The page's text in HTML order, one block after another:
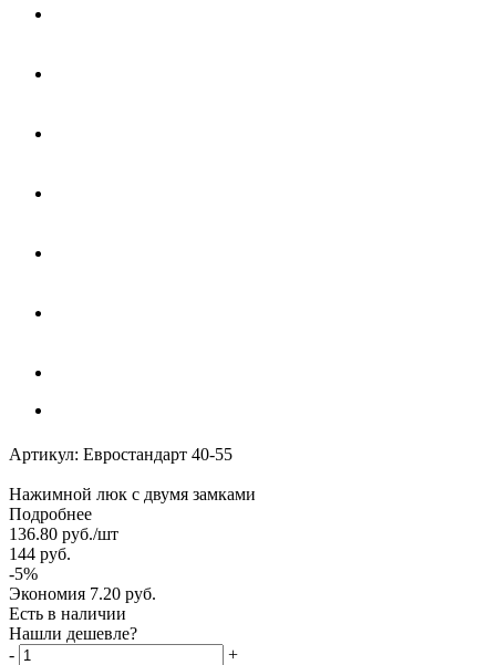
Артикул: Евростандарт 40-55
Нажимной люк с двумя замками
Подробнее
136.80 руб./шт
144 руб.
-5%
Экономия 7.20 руб.
Есть в наличии
Нашли дешевле?
-
+